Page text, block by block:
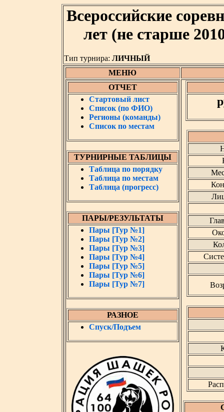
Всероссийские
лет (не старше
Тип турнира: ЛИЧНЫЙ
МЕНЮ
ОТЧЕТ
Стартовый лист
Список (по ФИО)
Регионы (команды)
Список по местам
ТУРНИРНЫЕ ТАБЛИЦЫ
Таблица по порядку
Таблица по местам
Таблица (прогресс)
ПАРЫ/РЕЗУЛЬТАТЫ
Пары [Тур №1]
Пары [Тур №2]
Пары [Тур №3]
Пары [Тур №4]
Пары [Тур №5]
Пары [Тур №6]
Пары [Тур №7]
РАЗНОЕ
Спуск/Подъем